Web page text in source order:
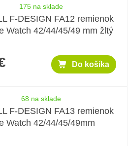
175 na sklade
F-DESIGN FA12 remienok
Watch 42/44/45/49 mm žltý
Do košíka
68 na sklade
F-DESIGN FA13 remienok
Watch 42/44/45/49mm